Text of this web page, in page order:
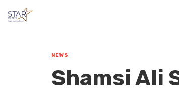
NEWS
Shamsi Ali